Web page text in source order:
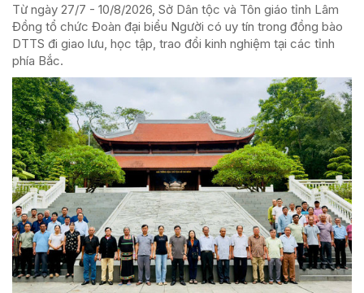
Từ ngày 27/7 - 10/8/2026, Sở Dân tộc và Tôn giáo tỉnh Lâm
Đồng tổ chức Đoàn đại biểu Người có uy tín trong đồng bào
DTTS đi giao lưu, học tập, trao đổi kinh nghiệm tại các tỉnh
phía Bắc.